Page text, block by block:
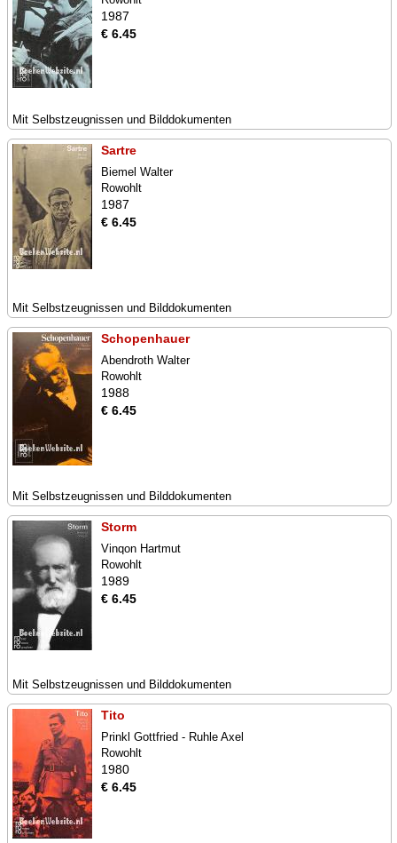
1987
€ 6.45
Mit Selbstzeugnissen und Bilddokumenten
Sartre
Biemel Walter
Rowohlt
1987
€ 6.45
Mit Selbstzeugnissen und Bilddokumenten
Schopenhauer
Abendroth Walter
Rowohlt
1988
€ 6.45
Mit Selbstzeugnissen und Bilddokumenten
Storm
Vinqon Hartmut
Rowohlt
1989
€ 6.45
Mit Selbstzeugnissen und Bilddokumenten
Tito
Prinkl Gottfried - Ruhle Axel
Rowohlt
1980
€ 6.45